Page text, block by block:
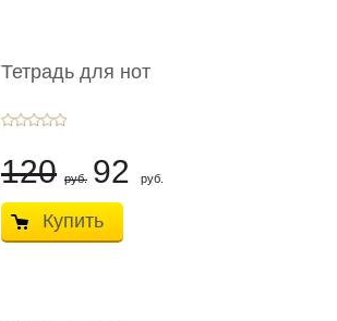
Тетрадь для нот
120 руб. 92 руб.
Купить